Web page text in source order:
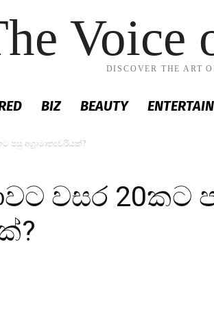
Voice
DISCOVER THE ART
BIZ BEAUTY
අග්‍රාමාත්‍යවරියක්?
වසර 20කට